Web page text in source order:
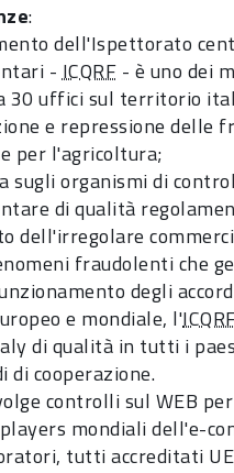
:
dell'Ispettorato
-ICQRF - è uno dei
30 uffici sul territorio
e repressione delle
per l'agricoltura;
sugli organismi di
di qualità
dell'irregolare
fraudolenti che
degli
e mondiale, l'
di qualità in tutti i
di cooperazione.
controlli sul WEB
mondiali dell'e-
tutti accreditati